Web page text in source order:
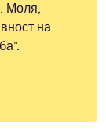
Моля,
на